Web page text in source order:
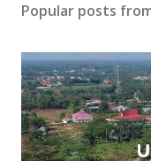
Popular posts